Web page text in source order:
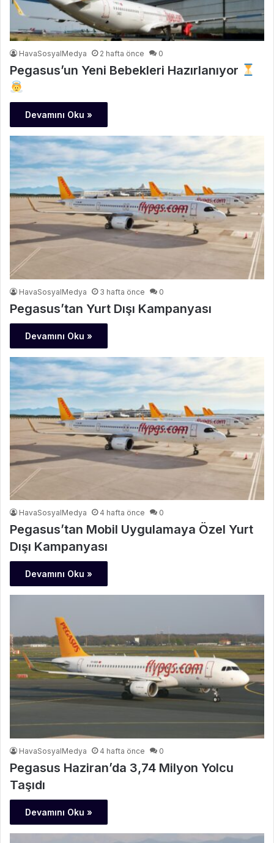
HavaSosyalMedya 2 hafta önce 0
Pegasus’un Yeni Bebekleri Hazırlanıyor
Devamını Oku »
HavaSosyalMedya 3 hafta önce 0
Pegasus’tan Yurt Dışı Kampanyası
Devamını Oku »
HavaSosyalMedya 4 hafta önce 0
Pegasus’tan Mobil Uygulamaya Özel Yurt
Dışı Kampanyası
Devamını Oku »
HavaSosyalMedya 4 hafta önce 0
Pegasus Haziran’da 3,74 Milyon Yolcu
Taşıdı
Devamını Oku »